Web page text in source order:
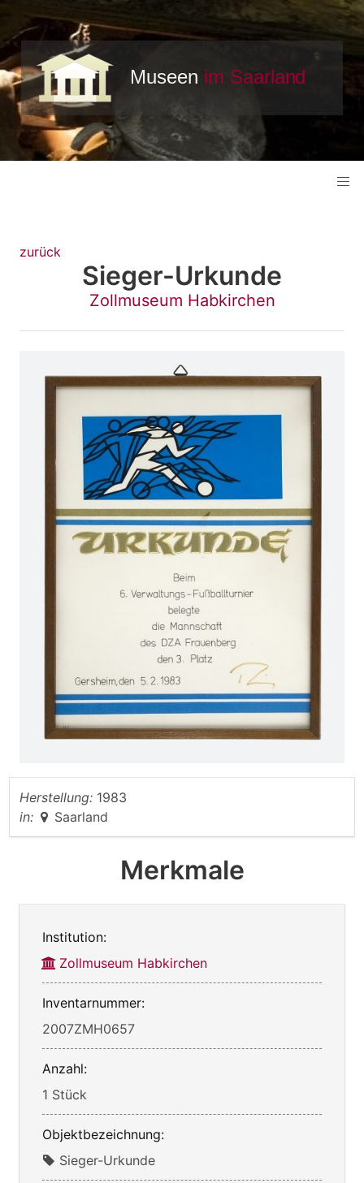
zurück
Sieger-Urkunde
Zollmuseum Habkirchen
Herstellung: 1983
in:
Saarland
Merkmale
Institution:
Zollmuseum Habkirchen
Inventarnummer:
2007ZMH0657
Anzahl:
1 Stück
Objektbezeichnung:
Sieger-Urkunde